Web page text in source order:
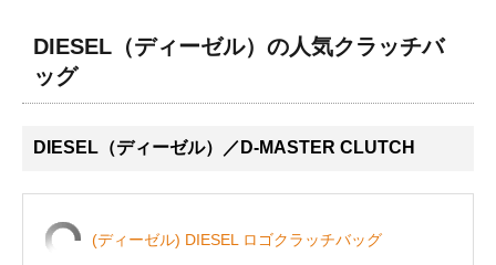
DIESEL（ディーゼル）の人気クラッチバ
ッグ
DIESEL（ディーゼル）／D-MASTER CLUTCH
(ディーゼル) DIESEL ロゴクラッチバッグ